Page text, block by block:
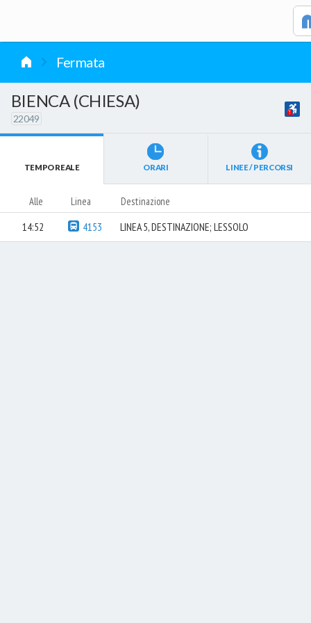
Fermata
BIENCA (CHIESA)
22049
TEMPO REALE ORARI LINEE / PERCORSI
Alle Linea Destinazione
14:52 4153 LINEA 5, DESTINAZIONE; LESSOLO